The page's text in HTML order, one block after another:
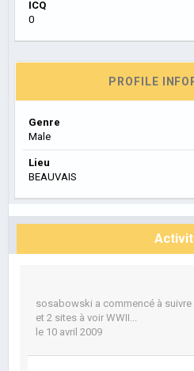
ICQ
0
PROFILE
Genre
Male
Lieu
BEAUVAIS
sosabowski a commencé à suivre
et 2 sites à voir WWII...
le 10 avril 2009